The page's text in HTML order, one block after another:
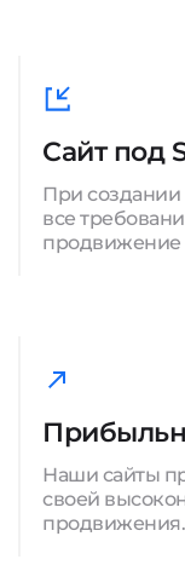
Сайт под
При
все
продвижение
Наши сайты
своей
продвижения.